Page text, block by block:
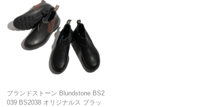
ブランドストーン Blundstone BS2
039 BS2038 オリジナルス ブラッ